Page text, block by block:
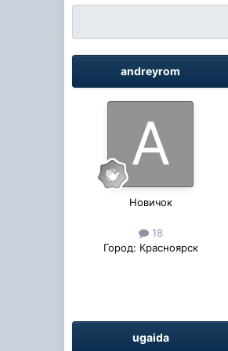
andreyrom
Новичок
18
Город: Красноярск
ugaida